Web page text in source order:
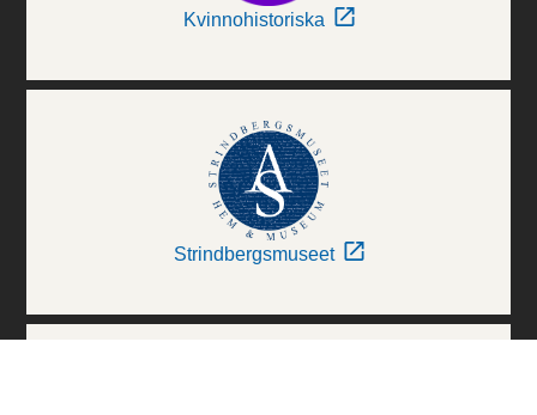
Kvinnohistoriska
Strindbergsmuseet